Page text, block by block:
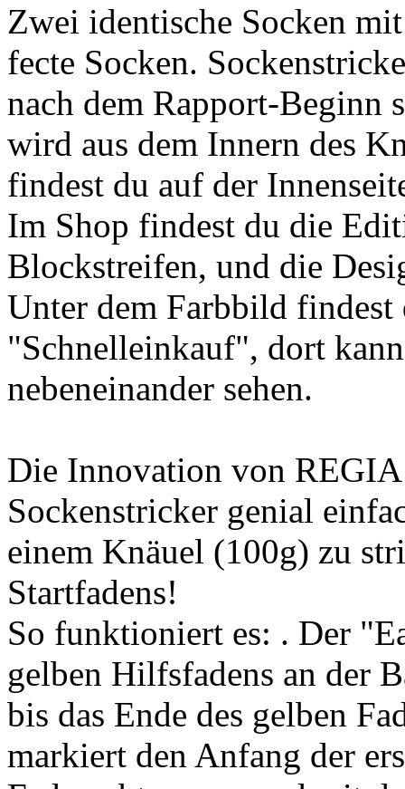
Zwei identische Socken
fecte Socken.
nach dem Rapport-Beginn
wird aus dem Innern des
findest du auf der
Im Shop findest du die
Blockstreifen, und die
Unter dem Farbbild findest
"Schnelleinkauf", dort
nebeneinander sehen.
Die Innovation von REGIA
Sockenstricker genial
einem Knäuel (100g) zu
Startfadens!
So funktioniert es: . Der
gelben Hilfsfadens an der
bis das Ende des gelben
markiert den Anfang der